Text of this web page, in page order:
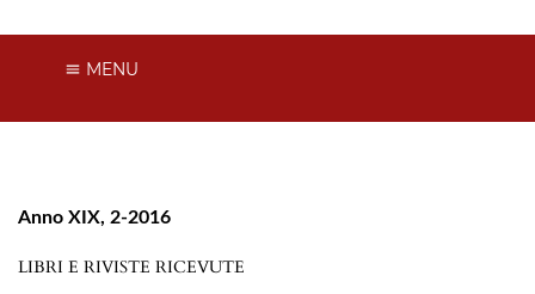
MENU
Anno XIX, 2-2016
LIBRI E RIVISTE RICEVUTE